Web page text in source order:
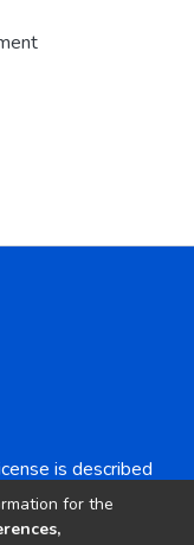
is described
for the